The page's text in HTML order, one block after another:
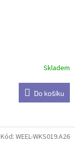
Skladem
Do košíku
Kód: WEEL-WKS019.A26